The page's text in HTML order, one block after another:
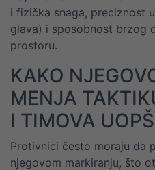
i fizička snaga, preciznost
glava) i sposobnost brzog
prostoru.
KAKO
MENJA
I TIMOVA
Protivnici često moraju da
njegovom markiranju, što